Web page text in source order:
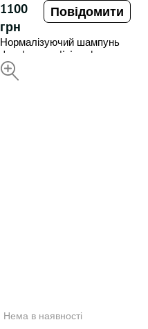
1100
грн
Повідомити
Нормалізуючий шампунь
deeply normalizing shampoo ,
1000 ml
Нема в наявності